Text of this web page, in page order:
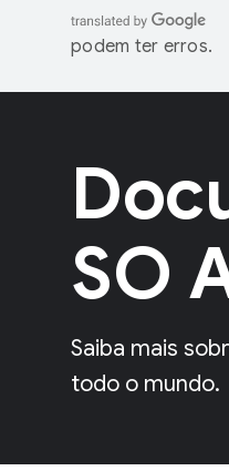
podem ter erros.
SO
Saiba mais
todo o mundo.